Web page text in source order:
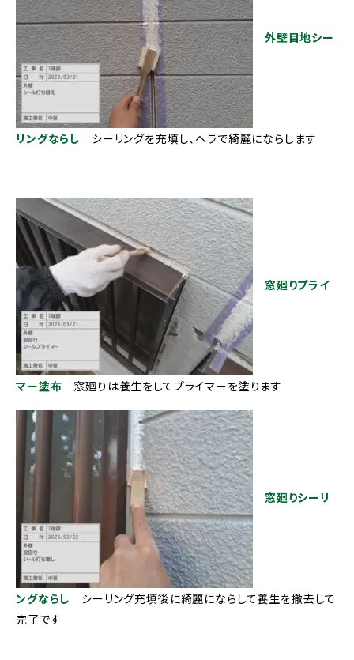
外壁目地シー
リングならし シーリングを充填し、ヘラで綺麗にならします
窓廻りプライ
マー塗布 窓廻りは養生をしてプライマーを塗ります
窓廻りシーリ
ングならし シーリング充填後に綺麗にならして養生を撤去して
完了です